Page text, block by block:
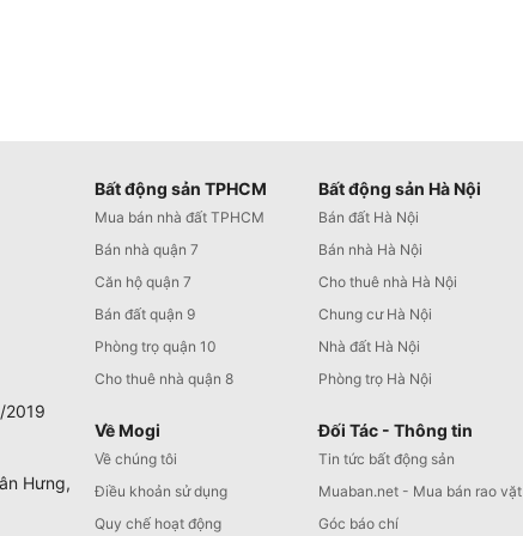
Bất động sản TPHCM
Mua bán nhà đất TPHCM
Bán nhà quận 7
Căn hộ quận 7
Bán đất quận 9
Phòng trọ quận 10
Cho thuê nhà quận 8
Bất động sản Hà Nội
Bán đất Hà Nội
Bán nhà Hà Nội
Cho thuê nhà Hà Nội
Chung cư Hà Nội
Nhà đất Hà Nội
Phòng trọ Hà Nội
Về Mogi
Về chúng tôi
Điều khoản sử dụng
Quy chế hoạt động
Đối Tác - Thông tin
Tin tức bất động sản
Muaban.net - Mua bán rao vặt
Góc báo chí
2019
Hưng,